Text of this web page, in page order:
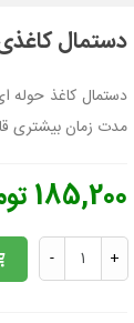
دستمال کاغذی
دستمال کاغذ حوله
مدت زمان بیشتری
185,200 تومان
- +